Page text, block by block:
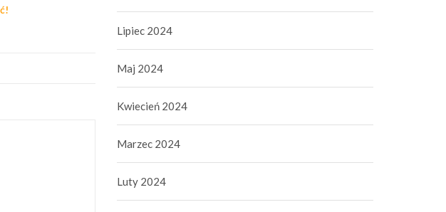
Lipiec 2024
Maj 2024
Kwiecień 2024
Marzec 2024
Luty 2024